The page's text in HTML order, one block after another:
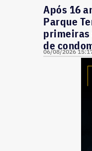
Após 16
Parque
primeiras
de
06/08/2026